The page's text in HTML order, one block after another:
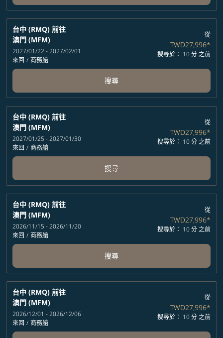
台中 (RMQ) 前往
澳門 (MFM)
2027/01/22 - 2027/02/01
來回 / 商務艙
從
TWD27,996*
搜尋於： 10 分 之前
搜尋
台中 (RMQ) 前往
澳門 (MFM)
2027/01/25 - 2027/01/30
來回 / 商務艙
從
TWD27,996*
搜尋於： 10 分 之前
搜尋
台中 (RMQ) 前往
澳門 (MFM)
2026/11/15 - 2026/11/20
來回 / 商務艙
從
TWD27,996*
搜尋於： 10 分 之前
搜尋
台中 (RMQ) 前往
澳門 (MFM)
2026/12/01 - 2026/12/06
來回 / 商務艙
從
TWD27,996*
搜尋於： 10 分 之前